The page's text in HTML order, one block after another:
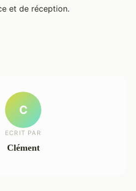
et de réception.
C
ECRIT PAR
Clément